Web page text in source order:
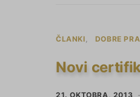
ČLANKI DOBRE
Novi
21. OKTOBRA, 2013